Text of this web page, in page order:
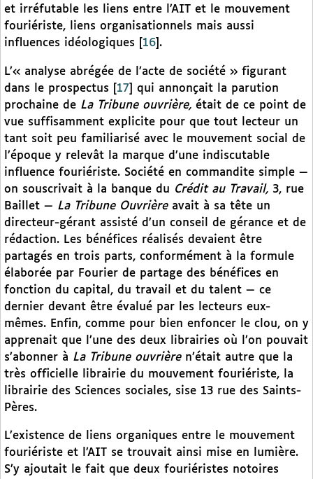
et irréfutable les liens entre l’AIT et le mouvement
fouriériste, liens organisationnels mais aussi
influences idéologiques
16 .
L’« analyse abrégée de l’acte de société » figurant
dans le prospectus
17
qui annonçait la parution
prochaine de La Tribune ouvrière, était de ce point de
vue suffisamment explicite pour que tout lecteur un
tant soit peu familiarisé avec le mouvement social de
l’époque y relevât la marque d’une indiscutable
influence fouriériste. Société en commandite simple —
on souscrivait à la banque du Crédit au Travail, 3, rue
Baillet — La Tribune Ouvrièreavait à sa tête un
directeur-gérant assisté d’un conseil de gérance et de
rédaction. Les bénéfices réalisés devaient être
partagés en trois parts, conformément à la formule
élaborée par Fourier de partage des bénéfices en
fonction du capital, du travail et du talent — ce
dernier devant être évalué par les lecteurs eux-
mêmes. Enfin, comme pour bien enfoncer le clou, on y
apprenait que l’une des deux librairies où l’on pouvait
s’abonner à La Tribune ouvrièren’était autre que la
très officielle librairie du mouvement fouriériste, la
librairie des Sciences sociales, sise 13 rue des Saints-
Pères.
L’existence de liens organiques entre le mouvement
fouriériste et l’AIT se trouvait ainsi mise en lumière.
S’y ajoutait le fait que deux fouriéristes notoires